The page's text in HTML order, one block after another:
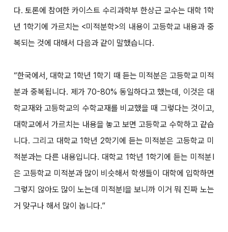
다. 토론에 참여한 카이스트 수리과학부 한상근 교수는 대학 1학
년 1학기에 가르치는 <미적분학>의 내용이 고등학교 내용과 중
복되는 것에 대해서 다음과 같이 말했습니다.
“한국에서, 대학교 1학년 1학기 때 듣는 미적분은 고등학교 미적
분과 중복됩니다. 제가 70-80% 동일하다고 했는데, 이것은 대
학교재와 고등학교의 수학교재를 비교했을 때 그렇다는 것이고,
대학교에서 가르치는 내용을 놓고 보면 고등학교 수학하고 같습
니다. 그리고 대학교 1학년 2학기에 듣는 미적분은 고등학교 미
적분과는 다른 내용입니다. 대학교 1학년 1학기에 듣는 미적분Ⅰ
은 고등학교 미적분과 많이 비슷해서 학생들이 대학에 입학하면
그렇지 않아도 많이 노는데 미적분Ⅰ을 보니까 이거 뭐 진짜 노는
거 맞구나 해서 많이 놉니다.”